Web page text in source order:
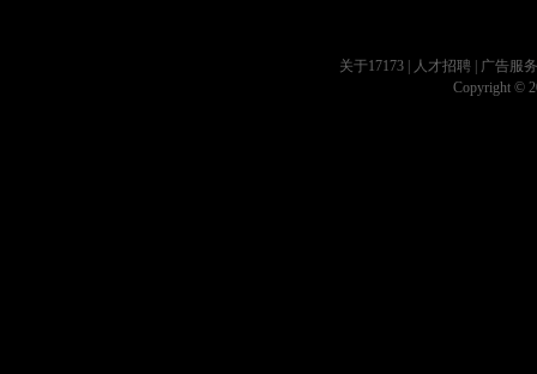
关于17173 人才招聘
广告服务
Copyright ©